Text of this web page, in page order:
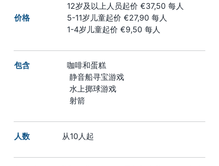
价格
12岁及以上人员起价 €37,50 每人
5-11岁儿童起价 €27,90 每人
1-4岁儿童起价 €9,50 每人
包含
咖啡和蛋糕
静音船寻宝游戏
水上掷球游戏
射箭
人数 从10人起